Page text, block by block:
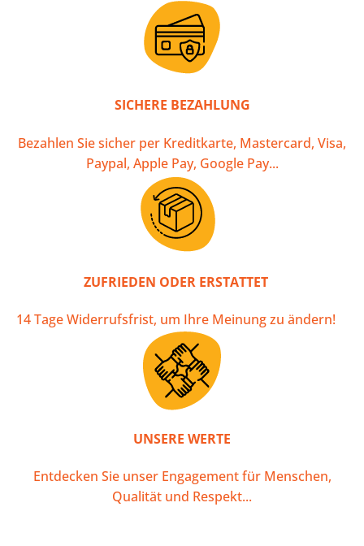
SICHERE BEZAHLUNG
Bezahlen Sie sicher per Kreditkarte, Mastercard, Visa,
Paypal, Apple Pay, Google Pay...
ZUFRIEDEN ODER ERSTATTET
14 Tage Widerrufsfrist, um Ihre Meinung zu ändern!
UNSERE WERTE
Entdecken Sie unser Engagement für Menschen,
Qualität und Respekt...